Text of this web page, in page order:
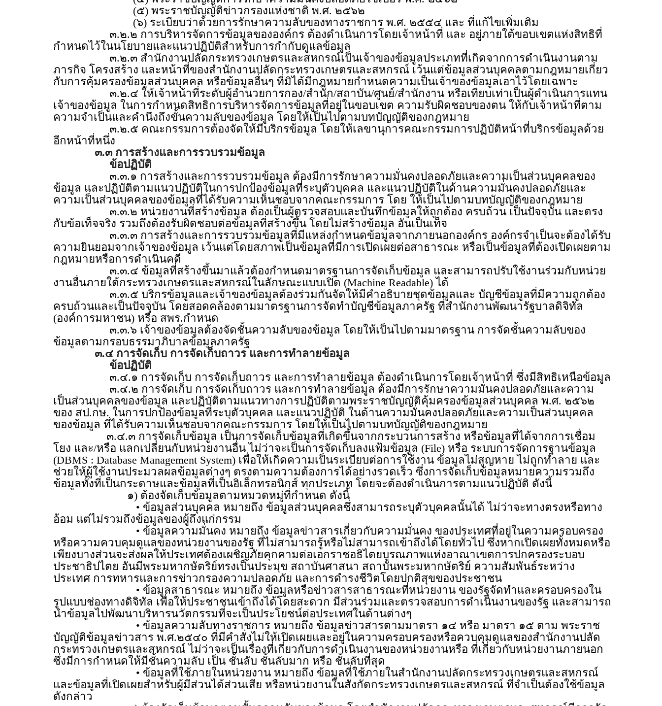
(๕) พระราชบัญญัติข่าวกรองแห่งชาติ พ.ศ. ๒๕๖๒
(๖) ระเบียบว่าด้วยการรักษาความลับของทางราชการ พ.ศ. ๒๕๕๔ และ ที่แก้ไขเพิ่มเติม
๓.๒.๒ การบริหารจัดการข้อมูลขององค์กร ต้องดำเนินการโดยเจ้าหน้าที่ และ อยู่ภายใต้ขอบเขตแห่งสิทธิที่
กำหนดไว้ในนโยบายและแนวปฏิบัติสำหรับการกำกับดูแลข้อมูล
๓.๒.๓ สำนักงานปลัดกระทรวงเกษตรและสหกรณ์เป็นเจ้าของข้อมูลประเภทที่เกิดจากการดำเนินงานตาม
ภารกิจ โครงสร้าง และหน้าที่ของสำนักงานปลัดกระทรวงเกษตรและสหกรณ์ เว้นแต่ข้อมูลส่วนบุคคลตามกฎหมายเกี่ยว
กับการคุ้มครองข้อมูลส่วนบุคคล หรือข้อมูลอื่นๆ ที่มิได้มีกฎหมายกำหนดความเป็นเจ้าของข้อมูลเอาไว้โดยเฉพาะ
๓.๒.๔ ให้เจ้าหน้าที่ระดับผู้อำนวยการกอง/สำนัก/สถาบัน/ศูนย์/สำนักงาน หรือเทียบเท่าเป็นผู้ดำเนินการแทน
เจ้าของข้อมูล ในการกำหนดสิทธิการบริหารจัดการข้อมูลที่อยู่ในขอบเขต ความรับผิดชอบของตน ให้กับเจ้าหน้าที่ตาม
ความจำเป็นและคำนึงถึงขั้นความลับของข้อมูล โดยให้เป็นไปตามบทบัญญัติของกฎหมาย
๓.๒.๕ คณะกรรมการต้องจัดให้มีบริกรข้อมูล โดยให้เลขานุการคณะกรรมการปฏิบัติหน้าที่บริกรข้อมูลด้วย
อีกหน้าที่หนึ่ง
๓.๓ การสร้างและการรวบรวมข้อมูล
ข้อปฏิบัติ
๓.๓.๑ การสร้างและการรวบรวมข้อมูล ต้องมีการรักษาความมั่นคงปลอดภัยและความเป็นส่วนบุคคลของ
ข้อมูล และปฏิบัติตามแนวปฏิบัติในการปกป้องข้อมูลที่ระบุตัวบุคคล และแนวปฏิบัติในด้านความมั่นคงปลอดภัยและ
ความเป็นส่วนบุคคลของข้อมูลที่ได้รับความเห็นชอบจากคณะกรรมการ โดย ให้เป็นไปตามบทบัญญัติของกฎหมาย
๓.๓.๒ หน่วยงานที่สร้างข้อมูล ต้องเป็นผู้ตรวจสอบและบันทึกข้อมูลให้ถูกต้อง ครบถ้วน เป็นปัจจุบัน และตรง
กับข้อเท็จจริง รวมถึงต้องรับผิดชอบต่อข้อมูลที่สร้างขึ้น โดยไม่สร้างข้อมูล อันเป็นเท็จ
๓.๓.๓ การสร้างและการรวบรวมข้อมูลที่มีแหล่งกำหนดข้อมูลจากภายนอกองค์กร องค์กรจำเป็นจะต้องได้รับ
ความยินยอมจากเจ้าของข้อมูล เว้นแต่โดยสภาพเป็นข้อมูลที่มีการเปิดเผยต่อสาธารณะ หรือเป็นข้อมูลที่ต้องเปิดเผยตาม
กฎหมายหรือการดำเนินคดี
๓.๓.๔ ข้อมูลที่สร้างขึ้นมาแล้วต้องกำหนดมาตรฐานการจัดเก็บข้อมูล และสามารถปรับใช้งานร่วมกับหน่วย
งานอื่นภายใต้กระทรวงเกษตรและสหกรณ์ในลักษณะแบบเปิด (Machine Readable) ได้
๓.๓.๕ บริกรข้อมูลและเจ้าของข้อมูลต้องร่วมกันจัดให้มีคำอธิบายชุดข้อมูลและ บัญชีข้อมูลที่มีความถูกต้อง
ครบถ้วนและเป็นปัจจุบัน โดยสอดคล้องตามมาตรฐานการจัดทำบัญชีข้อมูลภาครัฐ ที่สำนักงานพัฒนารัฐบาลดิจิทัล
(องค์การมหาชน) หรือ สพร.กำหนด
๓.๓.๖ เจ้าของข้อมูลต้องจัดชั้นความลับของข้อมูล โดยให้เป็นไปตามมาตรฐาน การจัดชั้นความลับของ
ข้อมูลตามกรอบธรรมาภิบาลข้อมูลภาครัฐ
๓.๔ การจัดเก็บ การจัดเก็บถาวร และการทำลายข้อมูล
ข้อปฏิบัติ
๓.๔.๑ การจัดเก็บ การจัดเก็บถาวร และการทำลายข้อมูล ต้องดำเนินการโดยเจ้าหน้าที่ ซึ่งมีสิทธิเหนือข้อมูล
๓.๔.๒ การจัดเก็บ การจัดเก็บถาวร และการทำลายข้อมูล ต้องมีการรักษาความมั่นคงปลอดภัยและความ
เป็นส่วนบุคคลของข้อมูล และปฏิบัติตามแนวทางการปฏิบัติตามพระราชบัญญัติคุ้มครองข้อมูลส่วนบุคคล พ.ศ. ๒๕๖๒
ของ สป.กษ. ในการปกป้องข้อมูลที่ระบุตัวบุคคล และแนวปฏิบัติ ในด้านความมั่นคงปลอดภัยและความเป็นส่วนบุคคล
ของข้อมูล ที่ได้รับความเห็นชอบจากคณะกรรมการ โดยให้เป็นไปตามบทบัญญัติของกฎหมาย
๓.๔.๓ การจัดเก็บข้อมูล เป็นการจัดเก็บข้อมูลที่เกิดขึ้นจากกระบวนการสร้าง หรือข้อมูลที่ได้จากการเชื่อม
โยง และ/หรือ แลกเปลี่ยนกับหน่วยงานอื่น ไม่ว่าจะเป็นการจัดเก็บลงแฟ้มข้อมูล (File) หรือ ระบบการจัดการฐานข้อมูล
(DBMS : Database Management System) เพื่อให้เกิดความเป็นระเบียบต่อการใช้งาน ข้อมูลไม่สูญหาย ไม่ถูกทำลาย และ
ช่วยให้ผู้ใช้งานประมวลผลข้อมูลต่างๆ ตรงตามความต้องการได้อย่างรวดเร็ว ซึ่งการจัดเก็บข้อมูลหมายความรวมถึง
ข้อมูลทั้งที่เป็นกระดาษและข้อมูลที่เป็นอิเล็กทรอนิกส์ ทุกประเภท โดยจะต้องดำเนินการตามแนวปฏิบัติ ดังนี้
๑) ต้องจัดเก็บข้อมูลตามหมวดหมู่ที่กำหนด ดังนี้
• ข้อมูลส่วนบุคคล หมายถึง ข้อมูลส่วนบุคคลซึ่งสามารถระบุตัวบุคคลนั้นได้ ไม่ว่าจะทางตรงหรือทาง
อ้อม แต่ไม่รวมถึงข้อมูลของผู้ถึงแก่กรรม
• ข้อมูลความมั่นคง หมายถึง ข้อมูลข่าวสารเกี่ยวกับความมั่นคง ของประเทศที่อยู่ในความครอบครอง
หรือความควบคุมดูแลของหน่วยงานของรัฐ ที่ไม่สามารถรู้หรือไม่สามารถเข้าถึงได้โดยทั่วไป ซึ่งหากเปิดเผยทั้งหมดหรือ
เพียงบางส่วนจะส่งผลให้ประเทศต้องเผชิญภัยคุกคามต่อเอกราชอธิไตยบูรณภาพแห่งอาณาเขตการปกครองระบอบ
ประชาธิปไตย อันมีพระมหากษัตริย์ทรงเป็นประมุข สถาบันศาสนา สถาบันพระมหากษัตริย์ ความสัมพันธ์ระหว่าง
ประเทศ การทหารและการข่าวกรองความปลอดภัย และการดำรงชีวิตโดยปกติสุขของประชาชน
• ข้อมูลสาธารณะ หมายถึง ข้อมูลหรือข่าวสารสาธารณะที่หน่วยงาน ของรัฐจัดทำและครอบครองใน
รูปแบบช่องทางดิจิทัล เพื่อให้ประชาชนเข้าถึงได้โดยสะดวก มีส่วนร่วมและตรวจสอบการดำเนินงานของรัฐ และสามารถ
นำข้อมูลไปพัฒนาบริหารนวัตกรรมที่จะเป็นประโยชน์ต่อประเทศในด้านต่างๆ
• ข้อมูลความลับทางราชการ หมายถึง ข้อมูลข่าวสารตามมาตรา ๑๔ หรือ มาตรา ๑๕ ตาม พระราช
บัญญัติข้อมูลข่าวสาร พ.ศ.๒๕๔๐ ที่มีคำสั่งไม่ให้เปิดเผยและอยู่ในความครอบครองหรือควบคุมดูแลของสำนักงานปลัด
กระทรวงเกษตรและสหกรณ์ ไม่ว่าจะเป็นเรื่องที่เกี่ยวกับการดำเนินงานของหน่วยงานหรือ ที่เกี่ยวกับหน่วยงานภายนอก
ซึ่งมีการกำหนดให้มีชั้นความลับ เป็น ชั้นลับ ชั้นลับมาก หรือ ชั้นลับที่สุด
• ข้อมูลที่ใช้ภายในหน่วยงาน หมายถึง ข้อมูลที่ใช้ภายในสำนักงานปลัดกระทรวงเกษตรและสหกรณ์
และข้อมูลที่เปิดเผยสำหรับผู้มีส่วนได้ส่วนเสีย หรือหน่วยงานในสังกัดกระทรวงเกษตรและสหกรณ์ ที่จำเป็นต้องใช้ข้อมูล
ดังกล่าว